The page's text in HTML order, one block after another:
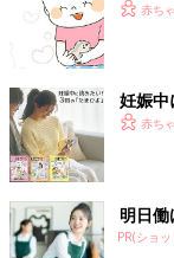
赤ち
妊娠中
赤ち
明日
PR(ショ